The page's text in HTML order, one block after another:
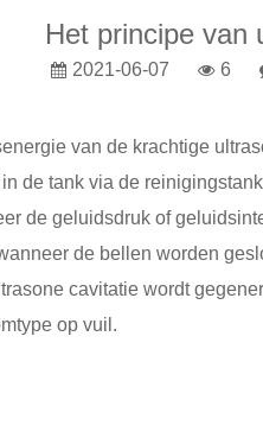
Het principe van
2021-06-07 6
van de krachtige
de tank via de
de geluidsdruk of
de bellen worden
cavitatie wordt
op vuil.